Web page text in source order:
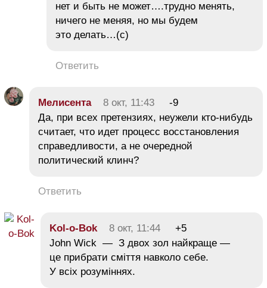
нет и быть не может….трудно менять,
ничего не меняя, но мы будем
это делать…(с)
Ответить
Мелисента 8 окт, 11:43
-9
Да, при всех претензиях, неужели кто-нибудь
считает, что идет процесс восстановления
справедливости, а не очередной
политический клинч?
Ответить
Kol-o-Bok 8 окт, 11:44
+5
John Wick — З двох зол найкраще —
це прибрати сміття навколо себе.
У всіх розуміннях.